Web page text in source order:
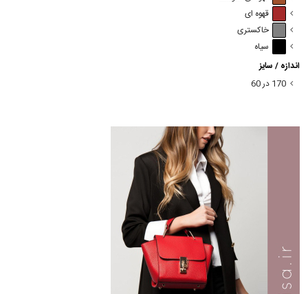
قهوه ای
خاکستری
سیاه
اندازه / سایز
170 در 60